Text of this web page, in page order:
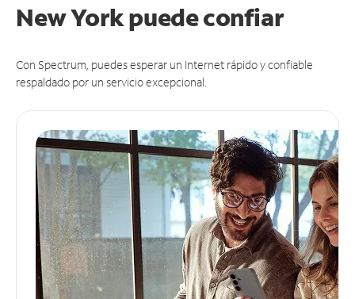
New York puedeconfiar
Con Spectrum, puedes esperar un Internet rápido y confiable
respaldado por un servicio excepcional.